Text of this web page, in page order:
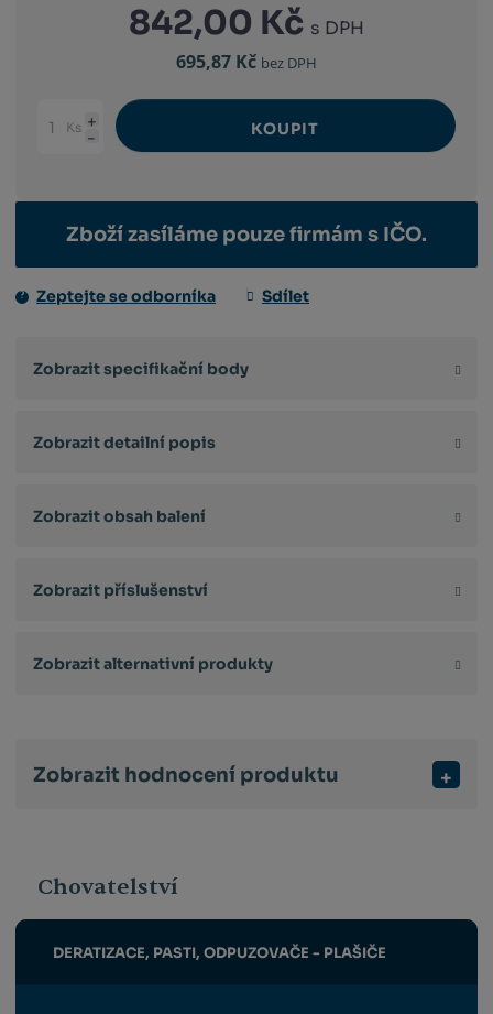
842,00 Kč s DPH
695,87 Kč bez DPH
Změnit
Navýšit
množství
Snížit
Ks KOUPIT
Zboží zasíláme pouze firmám s IČO.
Zeptejte se odborníka Sdílet
Zobrazit specifikační body
Zobrazit detailní popis
Zobrazit obsah balení
Zobrazit příslušenství
Zobrazit alternativní produkty
Zobrazit hodnocení produktu
Chovatelství
DERATIZACE, PASTI, ODPUZOVAČE - PLAŠIČE